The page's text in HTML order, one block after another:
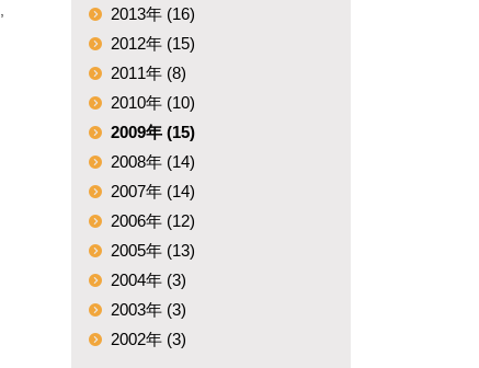
2013年 (16)
2012年 (15)
2011年 (8)
2010年 (10)
2009年 (15)
2008年 (14)
2007年 (14)
2006年 (12)
2005年 (13)
2004年 (3)
2003年 (3)
2002年 (3)